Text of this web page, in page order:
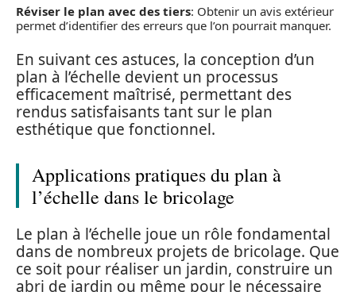
Réviser le plan avec des tiers: Obtenir un avis extérieur
permet d’identifier des erreurs que l’on pourrait manquer.
En suivant ces astuces, la conception d’un
plan à l’échelle devient un processus
efficacement maîtrisé, permettant des
rendus satisfaisants tant sur le plan
esthétique que fonctionnel.
Applications pratiques du plan à
l’échelle dans le bricolage
Le plan à l’échelle joue un rôle fondamental
dans de nombreux projets de bricolage. Que
ce soit pour réaliser un jardin, construire un
abri de jardin ou même pour le nécessaire